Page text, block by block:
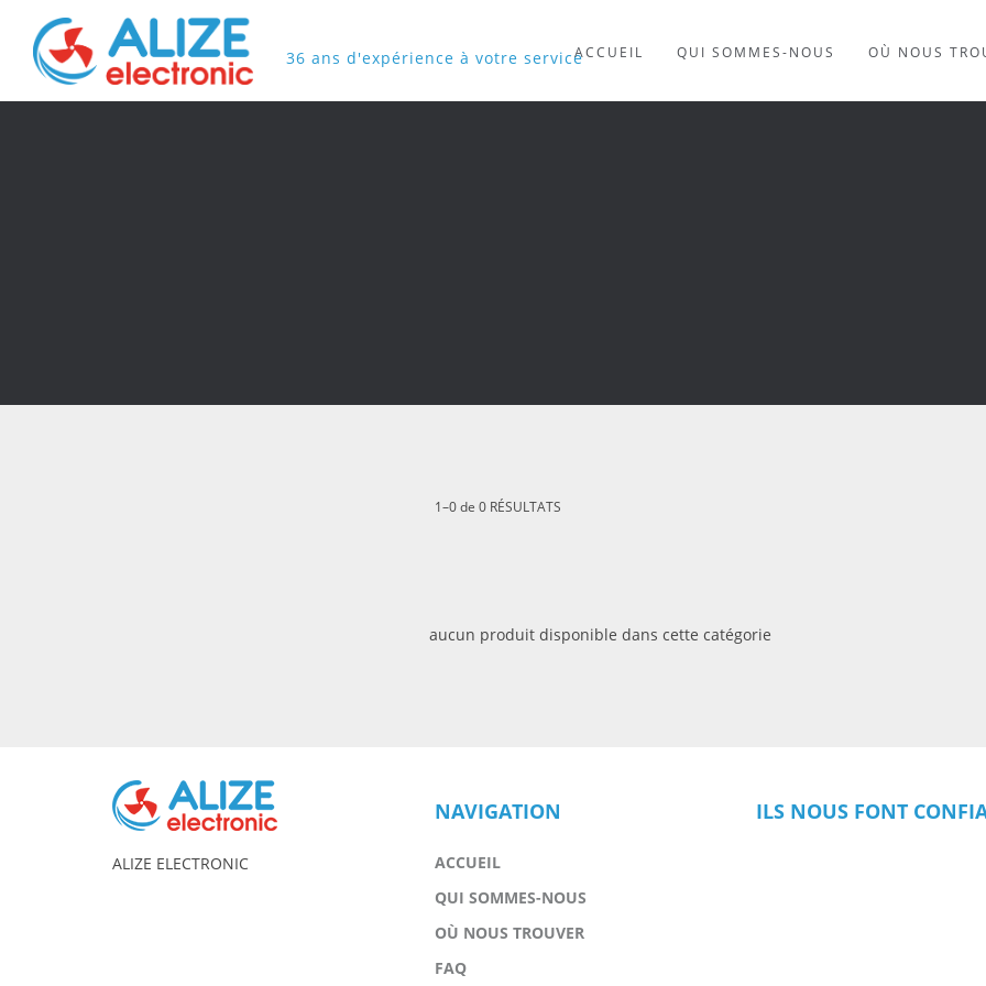
36 ans d'expérience à votre serviceACCUEIL QUI SOMMES-NOUS OÙ NOUS
1–0 de 0 RÉSULTATS
aucun produit disponible dans cette catégorie
ALIZE ELECTRONIC
NAVIGATION
ACCUEIL
QUI SOMMES-NOUS
OÙ NOUS TROUVER
FAQ
ILS NOUS FONT